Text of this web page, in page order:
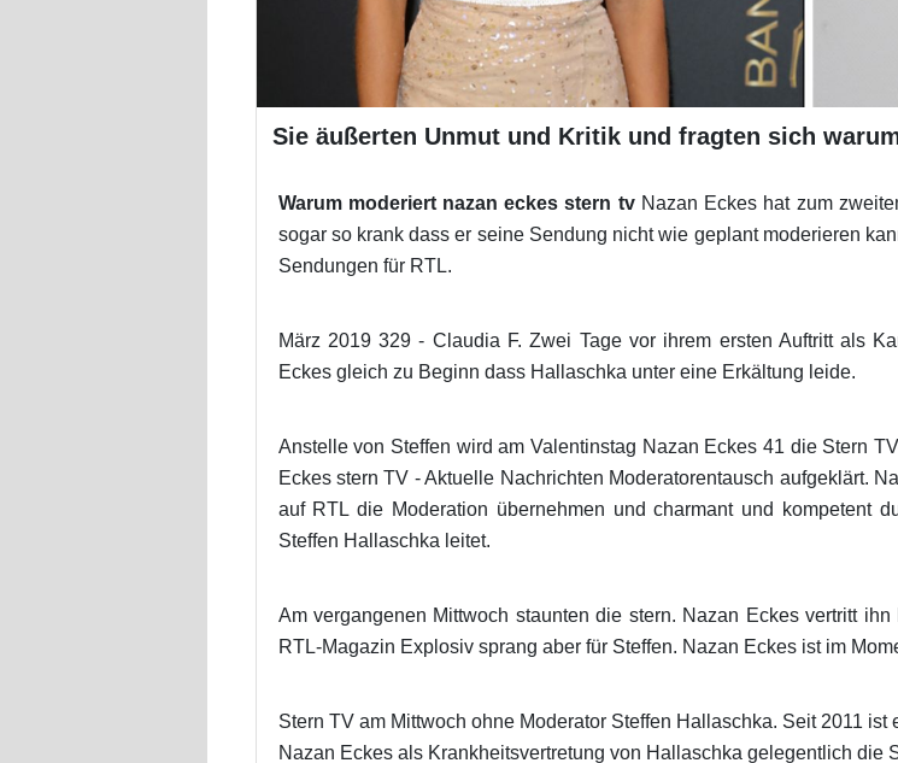
Sie äußerten Unmut und Kritik und fragten sich
Warum moderiert nazan eckes stern tvNazan Eckes hat zum
sogar so krank dass er seine Sendung nicht wie geplant moderieren
Sendungen für RTL.
März 2019 329 - Claudia F. Zwei Tage vor ihrem ersten Auftritt als
Eckes gleich zu Beginn dass Hallaschka unter eine Erkältung leide.
Anstelle von Steffen wird am Valentinstag Nazan Eckes 41 die Stern
Eckes stern TV - Aktuelle Nachrichten Moderatorentausch aufgeklärt.
auf RTL die Moderation übernehmen und charmant und kompetent
Steffen Hallaschka leitet.
Am vergangenen Mittwoch staunten die stern. Nazan Eckes vertritt
RTL-Magazin Explosiv sprang aber für Steffen. Nazan Eckes ist im
Stern TV am Mittwoch ohne Moderator Steffen Hallaschka. Seit 2011
Nazan Eckes als Krankheitsvertretung von Hallaschka gelegentlich die